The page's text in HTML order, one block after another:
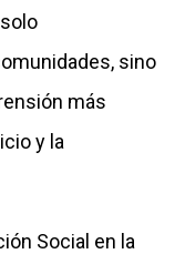
sino
más
y la
Social en la